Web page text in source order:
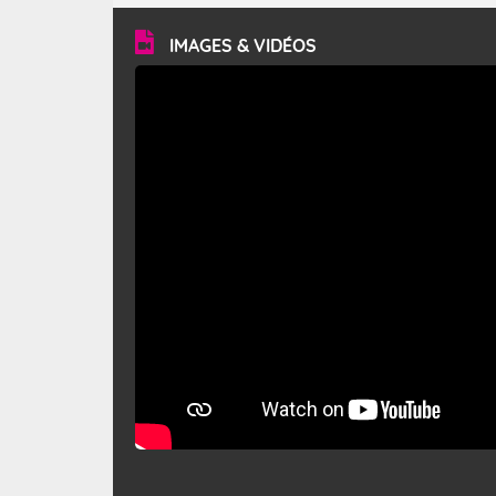
vitesse moyenne de 50 km/h et atteindre 80 à 100 km/h
en rafales, parfois davantage. Il parcourt la basse vallée
du Rhône et la Provence et envahit le littoral
méditerranéen à partir de la Camargue.
IMAGES & VIDÉOS